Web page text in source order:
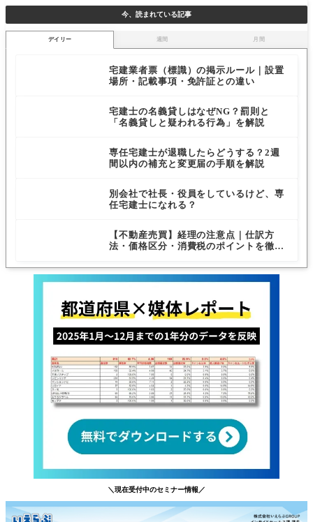
今、読まれている記事
デイリー 週間 月間
宅建業者票（標識）の掲示ルール｜設置
場所・記載事項・免許証との違い
宅建士の名義貸しはなぜNG？罰則と
「名義貸しと疑われる行為」を解説
専任宅建士が退職したらどうする？2週
間以内の補充と変更届の手順を解説
別会社で社長・役員をしているけど、専
任宅建士になれる？
【不動産売買】経理の注意点｜仕訳方
法・価格区分・消費税のポイントを徹底
＼現在受付中のセミナー情報／